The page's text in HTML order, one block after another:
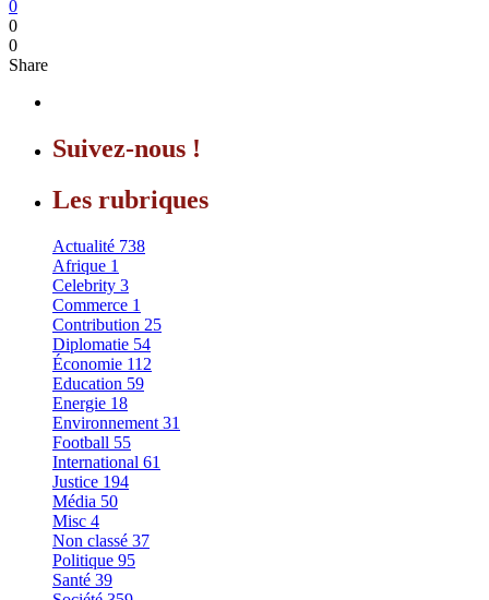
0
0
0
Share
Suivez-nous !
Les rubriques
Actualité 738
Afrique 1
Celebrity 3
Commerce 1
Contribution 25
Diplomatie 54
Économie 112
Education 59
Energie 18
Environnement 31
Football 55
International 61
Justice 194
Média 50
Misc 4
Non classé 37
Politique 95
Santé 39